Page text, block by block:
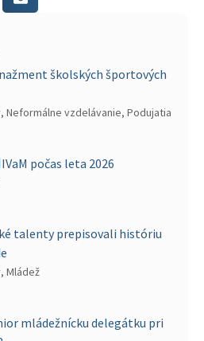
školských športových
Neformálne vzdelávanie, Podujatia
počas leta 2026
talenty prepisovali históriu
Mládež
mládežnícku delegátku pri